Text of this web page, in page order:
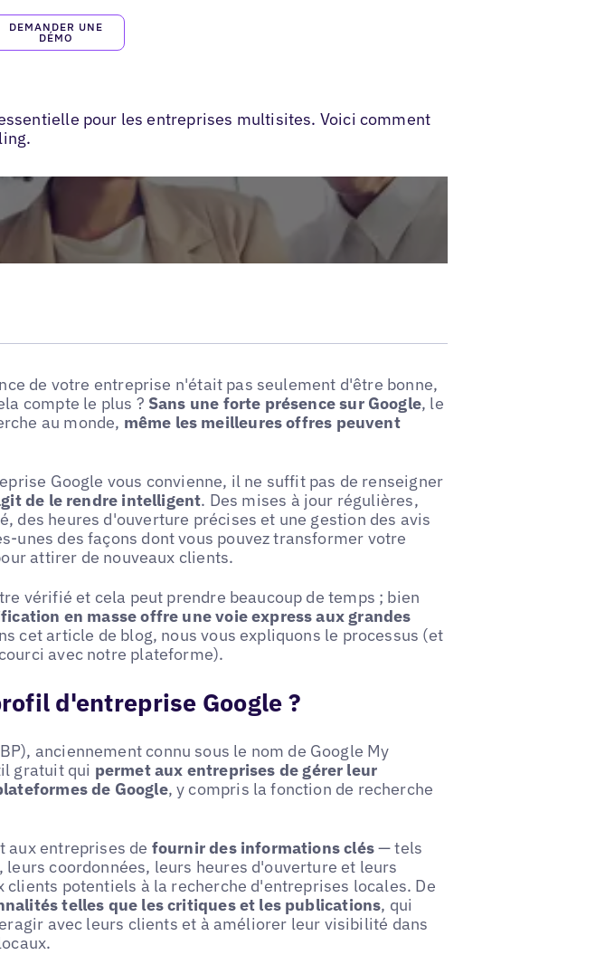
DEMANDER UNE
DÉMO
Bulk Verification
pour les entreprises multisites. Voici comment
de votre entreprise n'était pas seulement d'être bonne,
compte le plus ? Sans une forte présence sur Google, le
au monde, même les meilleures offres peuvent
Google vous convienne, il ne suffit pas de renseigner
de le rendre intelligent. Des mises à jour régulières,
des heures d'ouverture précises et une gestion des avis
unes des façons dont vous pouvez transformer votre
attirer de nouveaux clients.
vérifié et cela peut prendre beaucoup de temps ; bien
en masse offre une voie express aux grandes
cet article de blog, nous vous expliquons le processus (et
avec notre plateforme).
d'entreprise Google ?
anciennement connu sous le nom de Google My
gratuit qui permet aux entreprises de gérer leur
de Google, y compris la fonction de recherche
aux entreprises de fournir des informations clés— tels
leurs coordonnées, leurs heures d'ouverture et leurs
potentiels à la recherche d'entreprises locales. De
telles que les critiques et les publications, qui
avec leurs clients et à améliorer leur visibilité dans